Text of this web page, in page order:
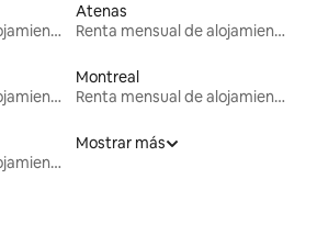
Renta mensual de alojamientos
Atenas
Renta mensual de alojamientos
Renta mensual de alojamientos
Montreal
Renta mensual de alojamientos
Renta mensual de alojamientos
Mostrar más